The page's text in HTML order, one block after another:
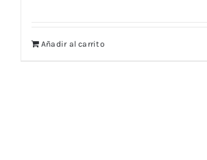
Añadir al carrito